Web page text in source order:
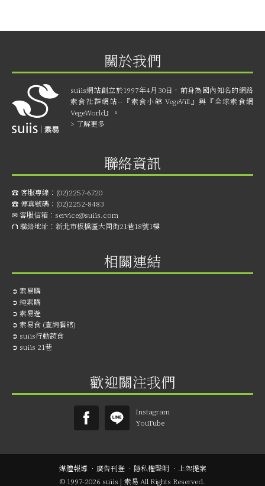
關於我們
suiis網站創立於1997年4月30日，前身為國內知名的網路
素食社群網站--『素食小館 VegeVill』與『全球素食網
VegeWorld』。
> 了解更多
聯絡資訊
☎︎ 客服專線： (02)2257-6720
☎︎ 傳真號碼： (02)2252-8483
✉ 客服信箱： service@suiis.com
⛫ 聯絡地址： 新北市板橋區大同街21巷18號1樓
相關連結
➲ 素易購
➲ 純素購
➲ 素易遊
➲ 素易食 (查詢餐館)
➲ suiis行動蔬食
➲ suiis 21巷
歡迎關注我們
Instagram
YouTube
媒體報導． 廣告刊登． 隱私權聲明． 上架提案
© 1997-2026 suiis | 素易 All Rights Reserved.